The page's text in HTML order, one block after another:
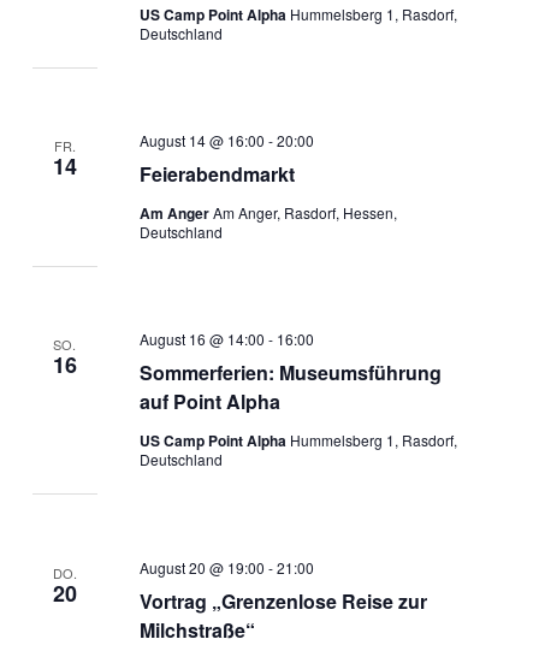
US Camp Point Alpha Hummelsberg 1, Rasdorf,
Deutschland
FR.
14 Feierabendmarkt
August 14 @ 16:00 -20:00
Am AngerAm Anger, Rasdorf, Hessen,
Deutschland
SO.
16
Sommerferien: Museumsführung
auf Point Alpha
August 16 @ 14:00 - 16:00
US Camp Point Alpha Hummelsberg 1, Rasdorf,
Deutschland
DO.
20
Vortrag „Grenzenlose Reise zur
Milchstraße“
August 20 @ 19:00 -21:00